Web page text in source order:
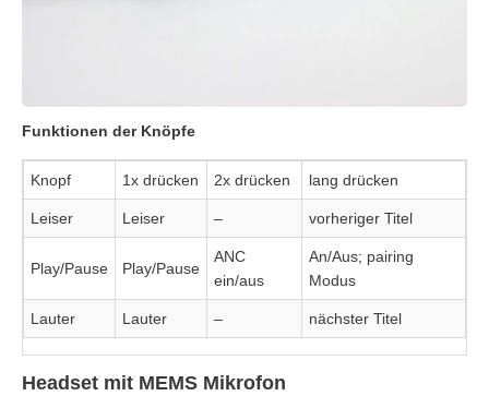
Funktionen der Knöpfe
Knopf 1x drücken 2x drücken lang drücken
Leiser Leiser – vorheriger Titel
Play/Pause Play/Pause
ANC
ein/aus
An/Aus; pairing
Modus
Lauter Lauter – nächster Titel
Headset mit MEMS Mikrofon